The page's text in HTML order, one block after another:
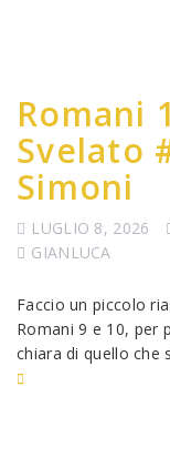
Romani
Svelato
Simoni
LUGLIO 8, 2026
GIANLUCA
Faccio un piccolo
Romani 9 e 10, per
chiara di quello che